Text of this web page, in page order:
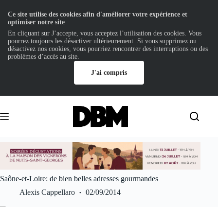
contenu
Saône-et-Loire: de bien belles adresses gourmandes
Alexis Cappellaro
02/09/2014
Ce site utilise des cookies afin d'améliorer votre expérience et
optimiser notre site
En cliquant sur J’accepte, vous acceptez l’utilisation des cookies. Vous
pourrez toujours les désactiver ultérieurement. Si vous supprimez ou
désactivez nos cookies, vous pourriez rencontrer des interruptions ou des
problèmes d’accès au site.
J'ai compris